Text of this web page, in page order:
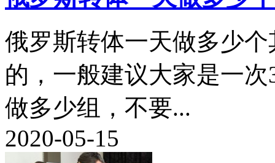
俄罗斯转体一天做多少
的，一般建议大家是一
做多少组，不要...
2020-05-15